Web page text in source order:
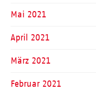
Mai 2021
April 2021
März 2021
Februar 2021